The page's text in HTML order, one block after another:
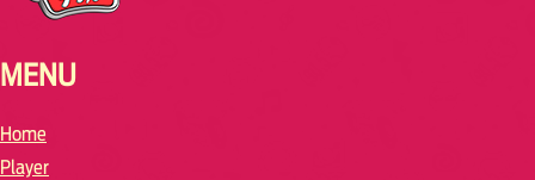
MENU
Home
Player